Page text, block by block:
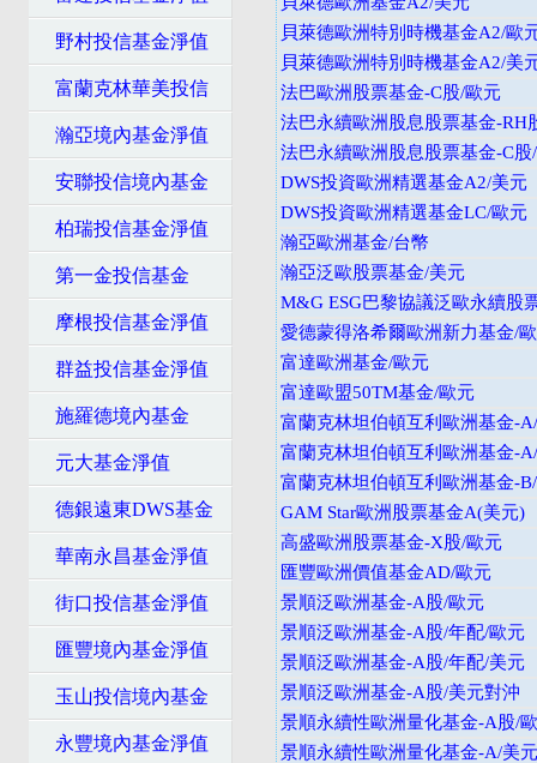
野村投信基金淨值
富蘭克林華美投信
瀚亞境內基金淨值
安聯投信境內基金
柏瑞投信基金淨值
第一金投信基金
摩根投信基金淨值
群益投信基金淨值
施羅德境內基金
元大基金淨值
德銀遠東DWS基金
華南永昌基金淨值
街口投信基金淨值
匯豐境內基金淨值
玉山投信境內基金
永豐境內基金淨值
貝萊德歐洲特別時機基金A2/歐
貝萊德歐洲特別時機基金A2/美
法巴歐洲股票基金-C股/歐元
法巴永續歐洲股息股票基金-RH
法巴永續歐洲股息股票基金-C股
DWS投資歐洲精選基金A2/美元
DWS投資歐洲精選基金LC/歐元
瀚亞歐洲基金/台幣
瀚亞泛歐股票基金/美元
M&G ESG巴黎協議泛歐永續股
愛德蒙得洛希爾歐洲新力基金/
富達歐洲基金/歐元
富達歐盟50TM基金/歐元
富蘭克林坦伯頓互利歐洲基金-
富蘭克林坦伯頓互利歐洲基金-
富蘭克林坦伯頓互利歐洲基金-
GAM Star歐洲股票基金A(美元)
高盛歐洲股票基金-X股/歐元
匯豐歐洲價值基金AD/歐元
景順泛歐洲基金-A股/歐元
景順泛歐洲基金-A股/年配/歐元
景順泛歐洲基金-A股/年配/美元
景順泛歐洲基金-A股/美元對沖
景順永續性歐洲量化基金-A股/
景順永續性歐洲量化基金-A/美